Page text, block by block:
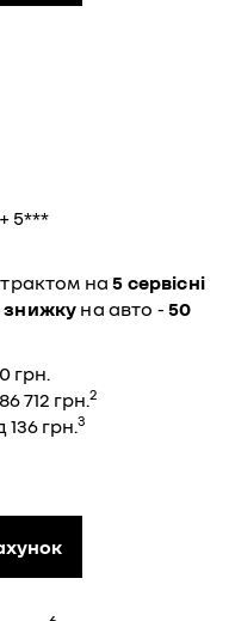
5***
на 5 сервісні
знижку на авто - 50
грн.
712 грн.2
136 грн.3